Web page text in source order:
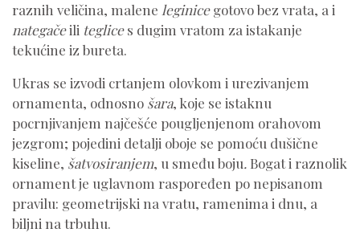
raznih veličina, malene leginicegotovo bez vrata, a i
nategačeili teglices dugim vratom za istakanje
tekućine iz bureta.
Ukras se izvodi crtanjem olovkom i urezivanjem
ornamenta, odnosno šara, koje se istaknu
pocrnjivanjem najčešće pougljenjenom orahovom
jezgrom; pojedini detalji oboje se pomoću dušične
kiseline, šatvosiranjem, u smeđu boju. Bogat i raznolik
ornament je uglavnom raspoređen po nepisanom
pravilu: geometrijski na vratu, ramenima i dnu, a
biljni na trbuhu.